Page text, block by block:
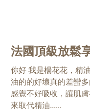
法國頂級放鬆
你好 我是楊花花，精
油的的好壞真的差蠻
感覺不好吸收，讓肌
來取代精油......